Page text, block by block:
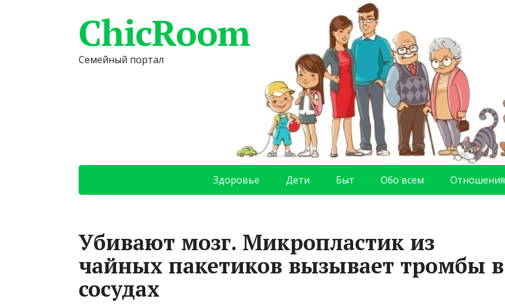
ChicRoom
Семейный портал
Здоровье Дети Быт Обо всем Отношения
Убивают мозг. Микропластик из
чайных пакетиков вызывает тромбы в
сосудах